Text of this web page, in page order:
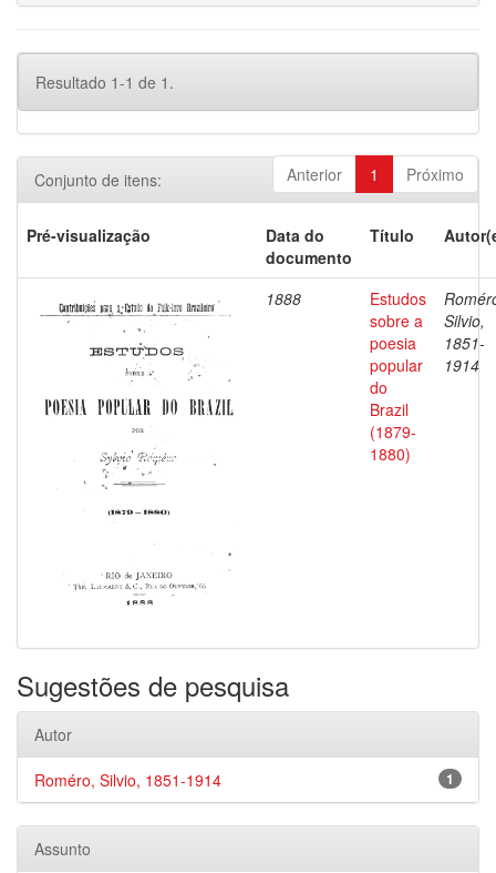
Resultado 1-1 de 1.
Anterior 1 Próximo
Conjunto de itens:
Pré-visualização
Data do
documento
Título
1888
Estudos
sobre a
poesia
popular
do
Brazil
(1879-
1880)
Silvio,
1851-
1914
Sugestões de pesquisa
Autor
1
Roméro, Silvio, 1851-1914
Assunto